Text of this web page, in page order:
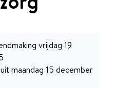
vrijdag 19
maandag 15 december